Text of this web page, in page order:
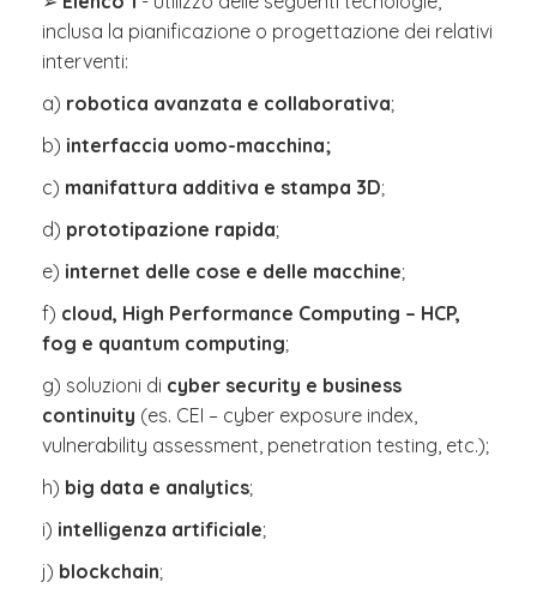
inclusa la pianificazione o progettazione dei relativi
interventi:
a) robotica avanzata e collaborativa;
b) interfaccia uomo-macchina;
c) manifattura additiva e stampa 3D;
d) prototipazione rapida;
e) internet delle cose e delle macchine;
f) cloud, High Performance Computing – HCP,
fog e quantum computing;
g) soluzioni di cyber security e business
continuity (es. CEI – cyber exposure index,
vulnerability assessment, penetration testing, etc.);
h) big data e analytics;
i) intelligenza artificiale;
j) blockchain;